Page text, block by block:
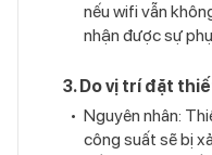
nếu wifi vẫn
nhận được sự
3. Do vị trí đặt
Nguyên nhân:
công suất sẽ bị